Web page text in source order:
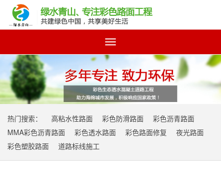
Toggle
热门搜索： 高粘水性路面 彩色防滑路面
彩色沥青路面
MMA彩色沥青路面
彩色透水路面 彩色路面修复
夜光路面
彩色塑胶路面
道路标线施工